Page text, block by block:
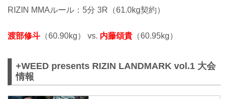
RIZIN MMAルール：5分 3R（61.0kg契約）
渡部修斗 （60.90kg） vs. 内藤頌貴 （60.95kg）
+WEED presents RIZIN LANDMARK vol.1 大会
情報